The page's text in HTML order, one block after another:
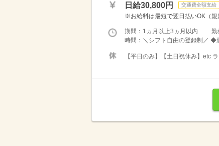
日給30,800円 交通費全額支給
※お給料は最短で翌日払いOK（
期間：1ヵ月以上3ヵ月以内 勤
時間：＼シフト自由の登録制／
【平日のみ】【土日祝休み】etc